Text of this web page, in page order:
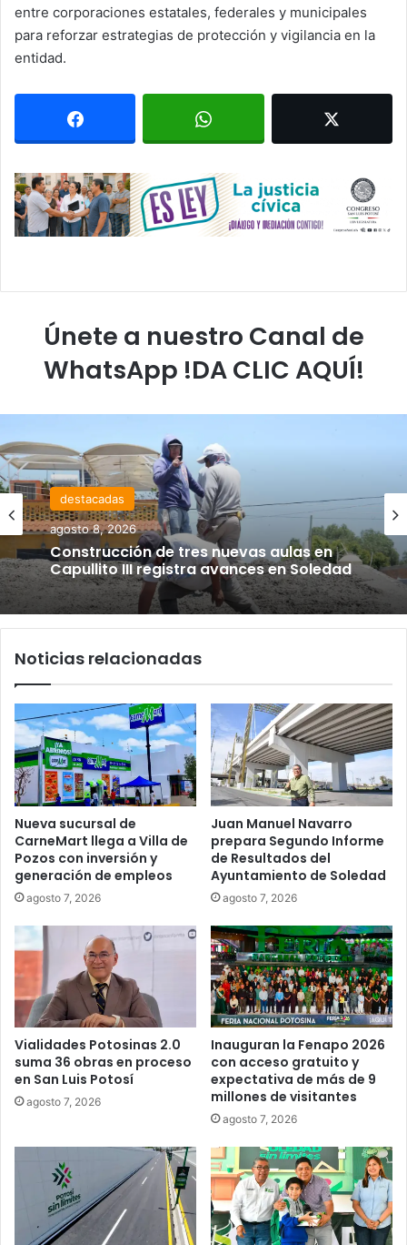
entre corporaciones estatales, federales y municipales
para reforzar estrategias de protección y vigilancia en la
entidad.
Únete a nuestro Canal de
WhatsApp !DA CLIC AQUÍ!
destacadas
agosto 8, 2026
Construcción de tres nuevas aulas en
Capullito III registra avances en Soledad
Noticias relacionadas
Nueva sucursal de
CarneMart llega a Villa de
Pozos con inversión y
generación de empleos
agosto 7, 2026
Juan Manuel Navarro
prepara Segundo Informe
de Resultados del
Ayuntamiento de Soledad
agosto 7, 2026
Vialidades Potosinas 2.0
suma 36 obras en proceso
en San Luis Potosí
agosto 7, 2026
Inauguran la Fenapo 2026
con acceso gratuito y
expectativa de más de 9
millones de visitantes
agosto 7, 2026